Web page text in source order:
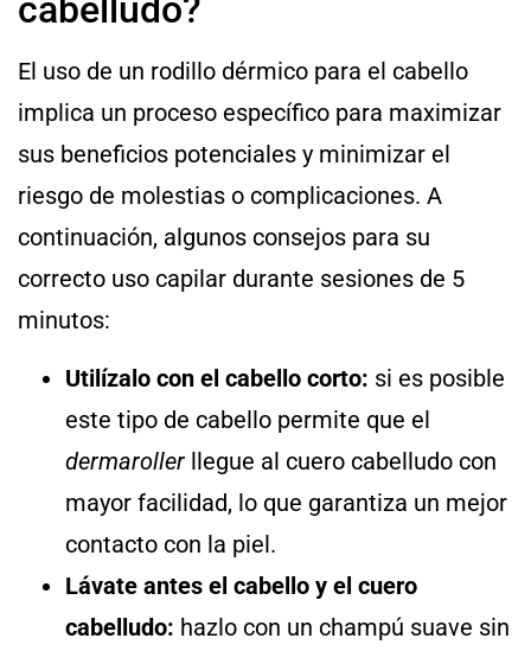
cabelludo?
El uso de un rodillo dérmico para el cabello
implica un proceso específico para maximizar
sus beneficios potenciales y minimizar el
riesgo de molestias o complicaciones. A
continuación, algunos consejos para su
correcto uso capilar durante sesiones de 5
minutos:
Utilízalo con el cabello corto: si es posible
este tipo de cabello permite que el
dermaroller llegue al cuero cabelludo con
mayor facilidad, lo que garantiza un mejor
contacto con la piel.
Lávate antes el cabello y el cuero
cabelludo: hazlo con un champú suave sin